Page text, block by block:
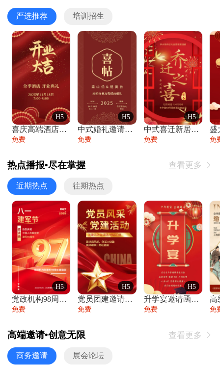
严选推荐 培训招生
H5
喜庆高端酒店开业大吉邀请函
免费
H5
中式婚礼邀请函中国风传统复古婚礼请柬请帖
免费
H5
中式喜迁新居乔迁之喜邀请函宴会请帖
免费 免
热点播报•尽在掌握 查看更多 
近期热点 往期热点
H5
党政机构98周年八一建军节庆祝晚会活动邀
免费
H5
党员团建邀请函党建活动风采党会工作汇报总
免费
H5
升学宴邀请函喜报金榜题名高端谢师宴邀请函
免费 免
高端邀请•创意无限 查看更多 
商务邀请 展会论坛